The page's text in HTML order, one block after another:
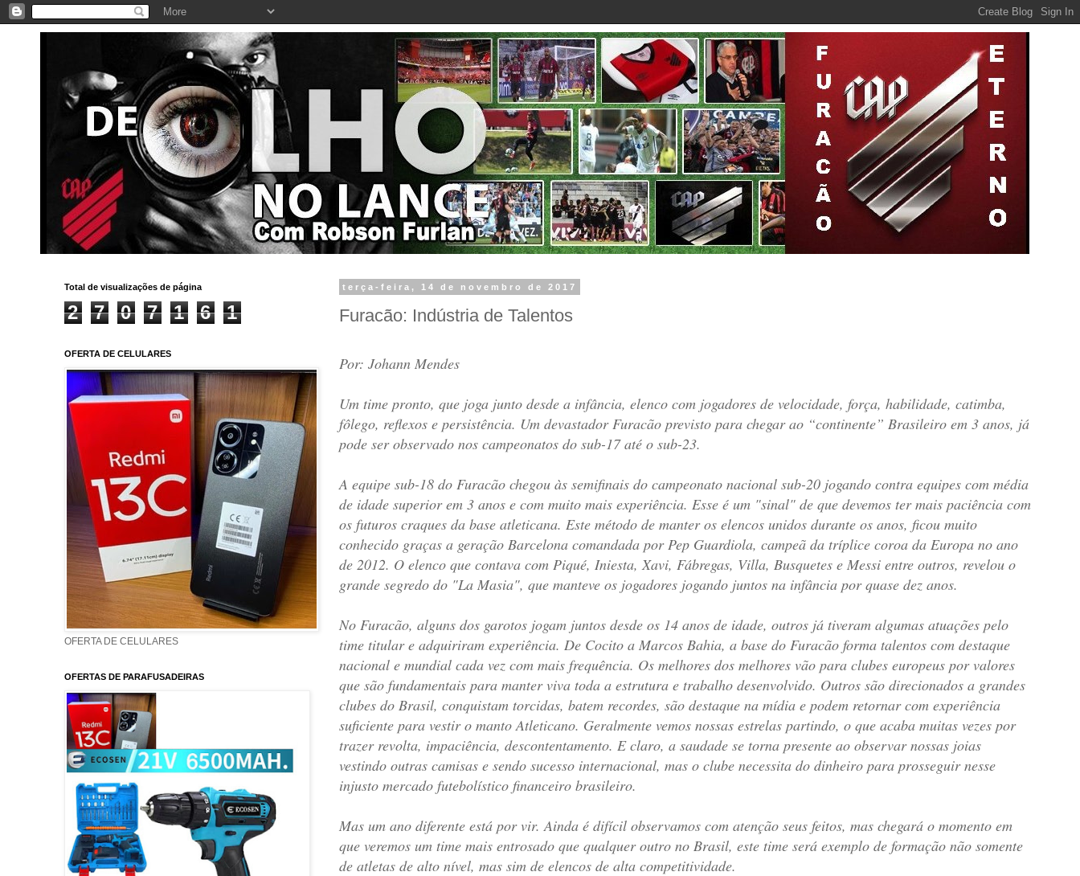
terça-feira, 14 de novembro de 2017
Furacão: Indústria de Talentos
Por: Johann Mendes
Um time pronto, que joga junto desde a infância, elenco com jogadores de velocidade, força, habilidade, catimba,
fôlego, reflexos e persistência. Um devastador Furacão previsto para chegar ao “continente” Brasileiro em 3 anos, já
pode ser observado nos campeonatos do sub-17 até o sub-23.
A equipe sub-18 do Furacão chegou às semifinais do campeonato nacional sub-20 jogando contra equipes com média
de idade superior em 3 anos e com muito mais experiência. Esse é um "sinal" de que devemos ter mais paciência com
os futuros craques da base atleticana. Este método de manter os elencos unidos durante os anos, ficou muito
conhecido graças a geração Barcelona comandada por Pep Guardiola, campeã da tríplice coroa da Europa no ano
de 2012. O elenco que contava com Piqué, Iniesta, Xavi, Fábregas, Villa, Busquetes e Messi entre outros, revelou o
grande segredo do "La Masia", que manteve os jogadores jogando juntos na infância por quase dez anos.
No Furacão, alguns dos garotos jogam juntos desde os 14 anos de idade, outros já tiveram algumas atuações pelo
time titular e adquiriram experiência. De Cocito a Marcos Bahia, a base do Furacão forma talentos com destaque
nacional e mundial cada vez com mais frequência. Os melhores dos melhores vão para clubes europeus por valores
que são fundamentais para manter viva toda a estrutura e trabalho desenvolvido. Outros são direcionados a grandes
clubes do Brasil, conquistam torcidas, batem recordes, são destaque na mídia e podem retornar com experiência
suficiente para vestir o manto Atleticano. Geralmente vemos nossas estrelas partindo, o que acaba muitas vezes por
trazer revolta, impaciência, descontentamento. E claro, a saudade se torna presente ao observar nossas joias
vestindo outras camisas e sendo sucesso internacional, mas o clube necessita do dinheiro para prosseguir nesse
injusto mercado futebolístico financeiro brasileiro.
Mas um ano diferente está por vir. Ainda é difícil observamos com atenção seus feitos, mas chegará o momento em
que veremos um time mais entrosado que qualquer outro no Brasil, este time será exemplo de formação não somente
de atletas de alto nível, mas sim de elencos de alta competitividade.
Total de visualizações de página
2 7 0 7 1 6 1
OFERTA DE CELULARES
OFERTA DE CELULARES
OFERTAS DE PARAFUSADEIRAS